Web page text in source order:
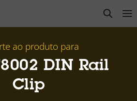
open
ao produto para
DIN Rail
Clip